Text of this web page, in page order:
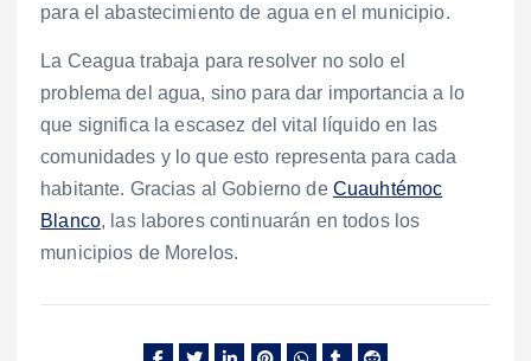
para el abastecimiento de agua en el municipio.
La Ceagua trabaja para resolver no solo el
problema del agua, sino para dar importancia a lo
que significa la escasez del vital líquido en las
comunidades y lo que esto representa para cada
habitante. Gracias al Gobierno de Cuauhtémoc
Blanco, las labores continuarán en todos los
municipios de Morelos.